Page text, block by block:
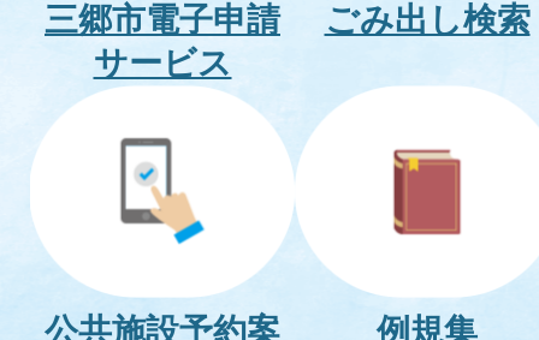
三郷市電子申請
サービス
ごみ出し検索
公共施設予約案
例規集